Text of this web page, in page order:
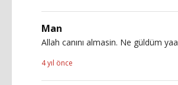
Man
Allah canını almasin. Ne güldüm yaa
4 yıl önce